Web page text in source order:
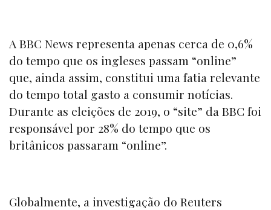
A BBC News representa apenas cerca de 0,6%
do tempo que os ingleses passam “online”
que, ainda assim, constitui uma fatia relevante
do tempo total gasto a consumir notícias.
Durante as eleições de 2019, o “site” da BBC foi
responsável por 28% do tempo que os
britânicos passaram “online”.
Globalmente, a investigação do Reuters